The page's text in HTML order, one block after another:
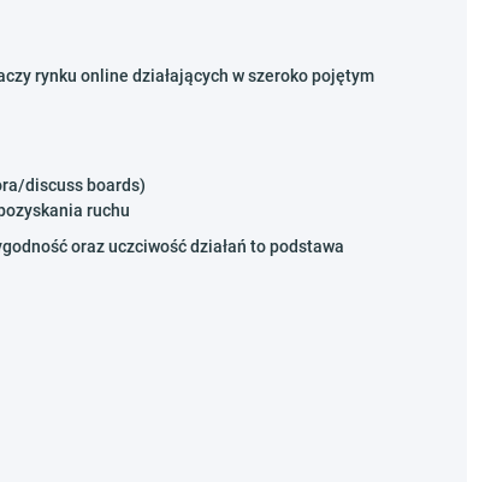
rynku online działających w szeroko pojętym
discuss boards)
ruchu
oraz uczciwość działań to podstawa